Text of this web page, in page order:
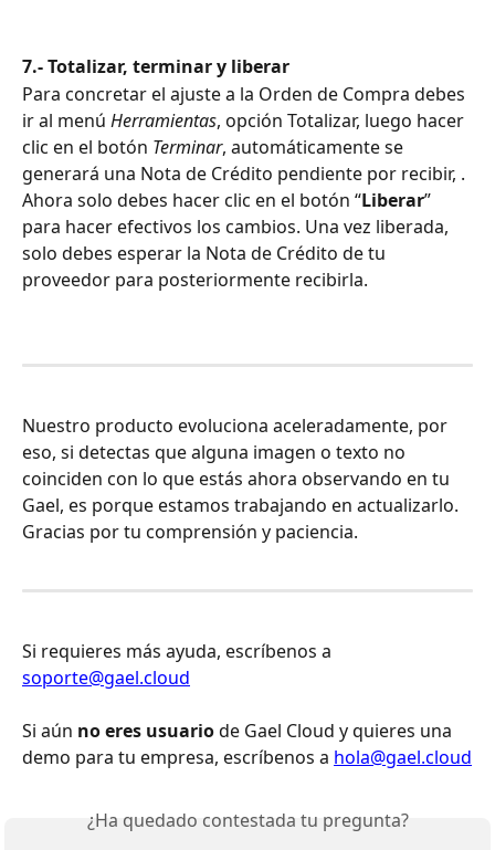
7.- Totalizar, terminar y liberar
Para concretar el ajuste a la Orden de Compra debes
ir al menú Herramientas, opción Totalizar, luego hacer
clic en el botón Terminar, automáticamente se
generará una Nota de Crédito pendiente por recibir, .
Ahora solo debes hacer clic en el botón “Liberar”
para hacer efectivos los cambios. Una vez liberada,
solo debes esperar la Nota de Crédito de tu
proveedor para posteriormente recibirla.
Nuestro producto evoluciona aceleradamente, por
eso, si detectas que alguna imagen o texto no
coinciden con lo que estás ahora observando en tu
Gael, es porque estamos trabajando en actualizarlo.
Gracias por tu comprensión y paciencia.
Si requieres más ayuda, escríbenos a
soporte@gael.cloud
Si aún no eres usuario de Gael Cloud y quieres una
demo para tu empresa, escríbenos a hola@gael.cloud
¿Ha quedado contestada tu pregunta?